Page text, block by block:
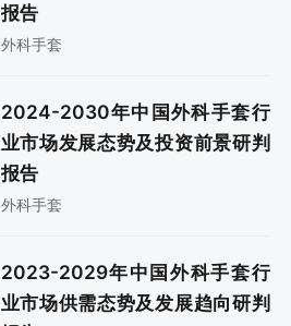
报告
外科手套
2024-2030年中国外科手套行
业市场发展态势及投资前景研判
报告
外科手套
2023-2029年中国外科手套行
业市场供需态势及发展趋向研判